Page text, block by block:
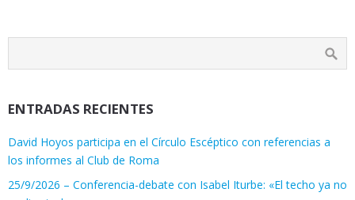
ENTRADAS RECIENTES
David Hoyos participa en el Círculo Escéptico con referencias a
los informes al Club de Roma
25/9/2026 – Conferencia-debate con Isabel Iturbe: «El techo ya no